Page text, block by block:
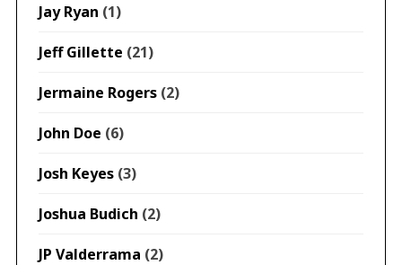
Jay Ryan (1)
Jeff Gillette (21)
Jermaine Rogers(2)
John Doe (6)
Josh Keyes(3)
Joshua Budich (2)
JP Valderrama (2)